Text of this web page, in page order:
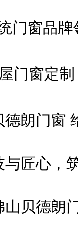
门窗品
门窗定
朗门窗
匠心，
贝德朗